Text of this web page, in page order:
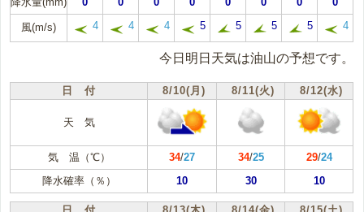
風(m/s) 4 4 4 5 5 5 5 4
今日明日天気は油山の予想です。
日 付 8/10(月) 8/11(火) 8/12(水)
天 気
気 温（℃） 34/27 34/25 29/24
降水確率（％）
10 30 10